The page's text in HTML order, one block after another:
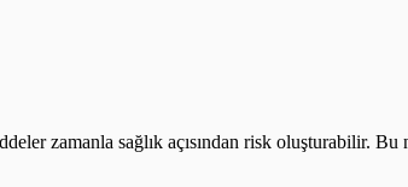
zamanla sağlık açısından risk oluşturabilir. Bu